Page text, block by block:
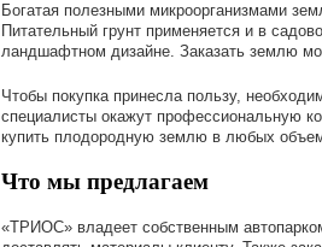
Богатая полезными микроорганизмами
Питательный грунт применяется и в
ландшафтном дизайне. Заказать землю
Чтобы покупка принесла пользу,
специалисты окажут профессиональную
купить плодородную землю в любых
Что мы предлагаем
«ТРИОС» владеет собственным